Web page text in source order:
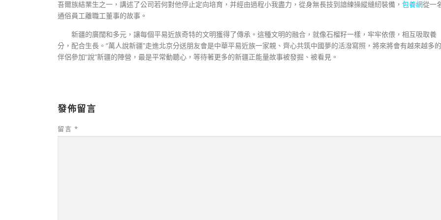
吾爾族結業生之一，講述了公司若何對他停止定向培育，并經由過程小我盡力，從身無長技到諳練操縱縫紉裝備， 包養網從一
通俗員工離職工董事的故事。
新疆的廣闊和多元，讓每個平易近族奇特的文明獲得了傳承。這種文明的融合，就像石榴籽一樣，牢牢依偎，相互吸取養
分，配合生長。“萬人說新疆”走進北京分送朋友會是中華平易近族一家親、齊心共筑中國夢的活潑寫照，將來將會有越來越多的
伴侶參加“說”新疆的陣營，最是平常動聽心，等待著更多的新疆正能量故事被發掘、被看見。
發佈留言
留言 *